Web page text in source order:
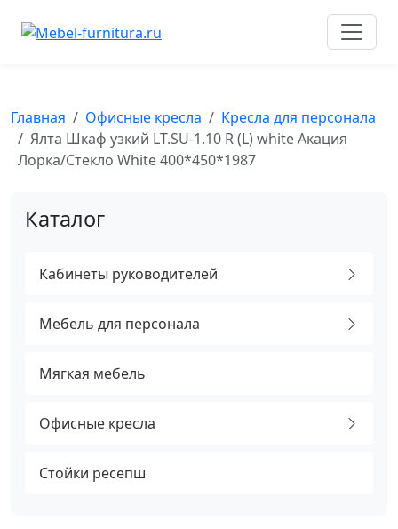
Главная Офисные кресла
Кресла для персонала
Ялта Шкаф узкий LT.SU-1.10 R (L) white Акация
Лорка/Стекло White 400*450*1987
Каталог
Кабинеты руководителей
Мебель для персонала
Мягкая мебель
Офисные кресла
Стойки ресепш